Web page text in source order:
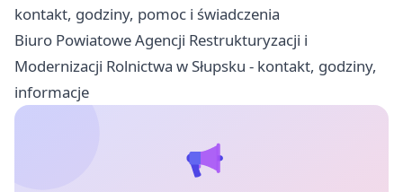
kontakt, godziny, pomoc i świadczenia
Biuro Powiatowe Agencji Restrukturyzacji i
Modernizacji Rolnictwa w Słupsku - kontakt, godziny,
informacje